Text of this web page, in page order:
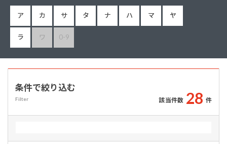
ア カ サ タ ナ ハ マ ヤ
ラ ワ 0-9
条件で絞り込む
Filter 該当件数 28 件